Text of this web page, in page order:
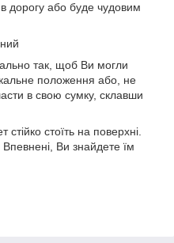
дорогу або буде чудовим
так, щоб Ви могли
положення або, не
в свою сумку, склавши
стоїть на поверхні.
Ви знайдете їм